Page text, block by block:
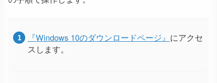
『Windows 10のダウンロードページ』 にアクセ
スします。